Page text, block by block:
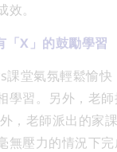
。
「X 」的鼓勵學習
課堂氣氛輕鬆愉
學習。另外，老
，老師派出的家
無壓力的情況下完